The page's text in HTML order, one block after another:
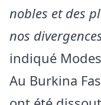
nobles et des
nos
indiqué
Au Burkina